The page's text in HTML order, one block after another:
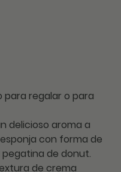
para regalar o para
delicioso aroma a
con forma de
de donut.
de crema